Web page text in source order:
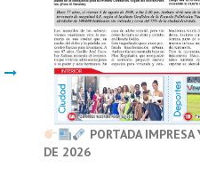
PORTADA
DE 2026